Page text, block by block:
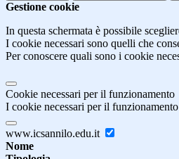
Gestione cookie
In questa schermata è possibile
I cookie necessari sono quelli che
Per conoscere quali sono i cookie
Cookie necessari per il funzionamento
I cookie necessari per il
www.icsannilo.edu.it
Nome